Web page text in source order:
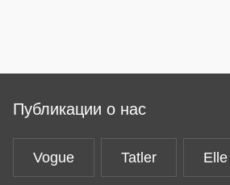
Публикации о нас
Vogue Tatler Elle